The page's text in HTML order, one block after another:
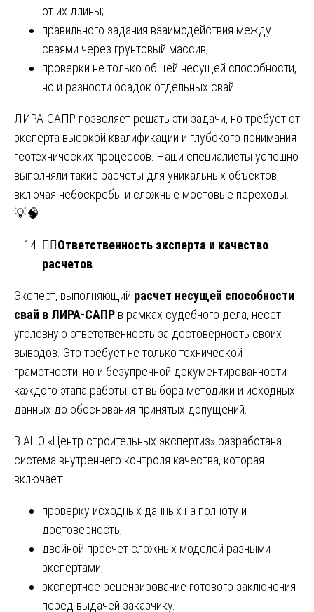
от их длины;
правильного задания взаимодействия между
сваями через грунтовый массив;
проверки не только общей несущей способности,
но и разности осадок отдельных свай.
ЛИРА-САПР позволяет решать эти задачи, но требует от
эксперта высокой квалификации и глубокого понимания
геотехнических процессов. Наши специалисты успешно
выполняли такие расчеты для уникальных объектов,
включая небоскребы и сложные мостовые переходы.
💡🧠
👨‍⚖️Ответственность эксперта и качество
расчетов
Эксперт, выполняющий расчет несущей способности
свай в ЛИРА-САПР в рамках судебного дела, несет
уголовную ответственность за достоверность своих
выводов. Это требует не только технической
грамотности, но и безупречной документированности
каждого этапа работы: от выбора методики и исходных
данных до обоснования принятых допущений.
В АНО «Центр строительных экспертиз» разработана
система внутреннего контроля качества, которая
включает:
проверку исходных данных на полноту и
достоверность;
двойной просчет сложных моделей разными
экспертами;
экспертное рецензирование готового заключения
перед выдачей заказчику.